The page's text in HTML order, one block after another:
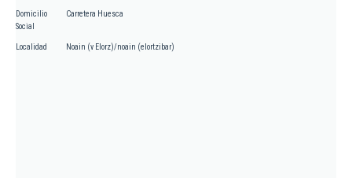
Domicilio
Social
Carretera Huesca
Localidad Noain (v Elorz)/noain (elortzibar)